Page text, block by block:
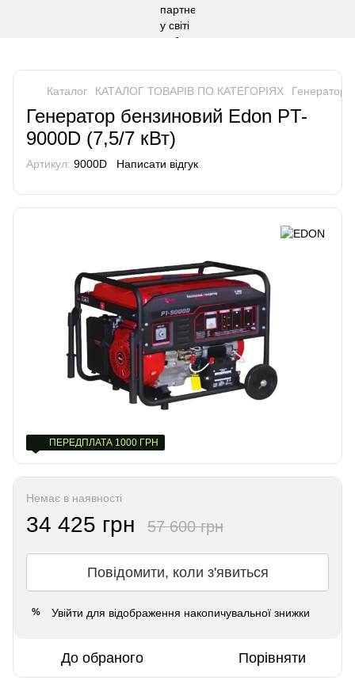
Каталог КАТАЛОГ ТОВАРІВ ПО КАТЕГОРІЯХ Генератори
Генератор бензиновий Edon PT-
9000D (7,5/7 кВт)
Артикул: 9000D Написати відгук
ПЕРЕДПЛАТА 1000 ГРН
Немає в наявності
34 425 грн 57 600 грн
Повідомити, коли з'явиться
% Увійти для відображення накопичувальної знижки
До обраного Порівняти